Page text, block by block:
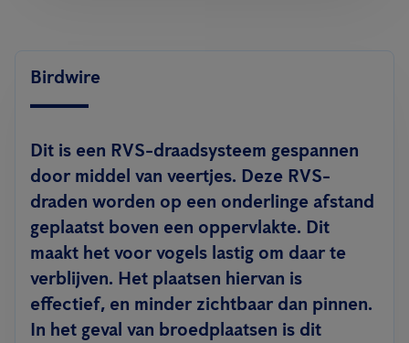
Birdwire
Dit is een RVS-draadsysteem gespannen
door middel van veertjes. Deze RVS-
draden worden op een onderlinge afstand
geplaatst boven een oppervlakte. Dit
maakt het voor vogels lastig om daar te
verblijven. Het plaatsen hiervan is
effectief, en minder zichtbaar dan pinnen.
In het geval van broedplaatsen is dit